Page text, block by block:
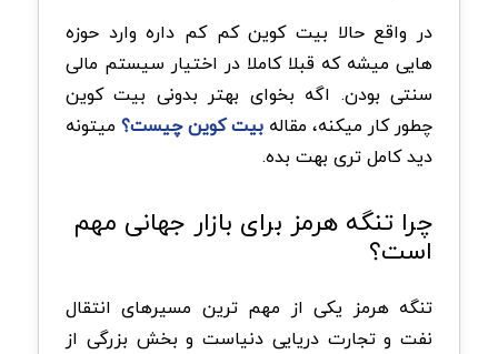
در واقع حالا بیت کوین کم کم داره وارد حوزه
هایی میشه که قبلا کاملا در اختیار سیستم مالی
سنتی بودن. اگه بخوای بهتر بدونی بیت کوین
چطور کار میکنه، مقاله بیت کوین چیست؟ میتونه
دید کامل تری بهت بده.
چرا تنگه هرمز برای بازار جهانی مهم
است؟
تنگه هرمز یکی از مهم ترین مسیرهای انتقال
نفت و تجارت دریایی دنیاست و بخش بزرگی از